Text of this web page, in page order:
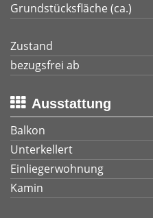
Grundstücksfläche (ca.)
Zustand
bezugsfrei ab
Ausstattung
Balkon
Unterkellert
Einliegerwohnung
Kamin